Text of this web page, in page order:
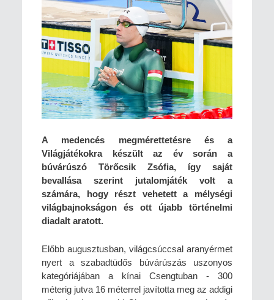
A medencés megmérettetésre és a
Világjátékokra készült az év során a
búvárúszó Törőcsik Zsófia, így saját
bevallása szerint jutalomjáték volt a
számára, hogy részt vehetett a mélységi
világbajnokságon és ott újabb történelmi
diadalt aratott.
Előbb augusztusban, világcsúccsal aranyérmet
nyert a szabadtüdős búvárúszás uszonyos
kategóriájában a kínai Csengtuban - 300
méterig jutva 16 méterrel javította meg az addigi